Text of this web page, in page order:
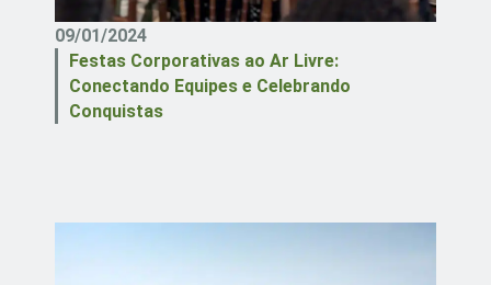
09/01/2024
Festas Corporativas ao Ar Livre:
Conectando Equipes e Celebrando
Conquistas